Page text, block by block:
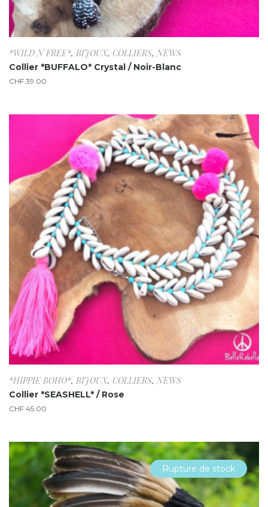
*WILD N FREE*, BIJOUX, COLLIERS,NEWS
Collier *BUFFALO* Crystal / Noir-Blanc
CHF 39.00
*HIPPIE BOHO*, BIJOUX, COLLIERS,NEWS
Collier *SEASHELL* / Rose
CHF 45.00
Rupture de stock